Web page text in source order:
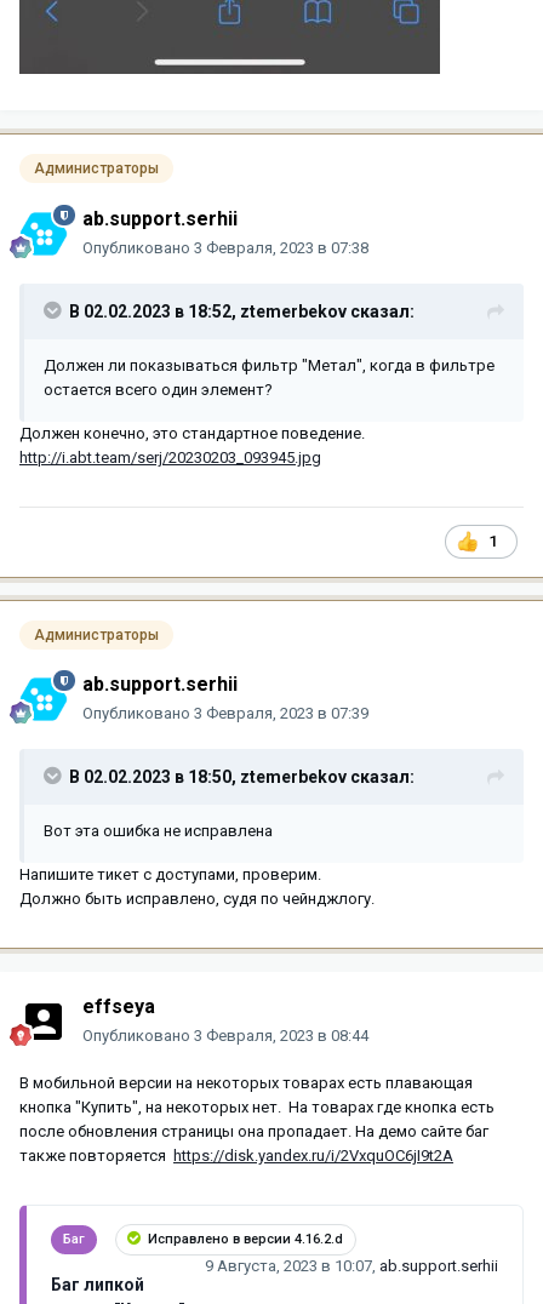
Администраторы
ab.support.serhii
Опубликовано 3 Февраля, 2023 в 07:38
В 02.02.2023 в 18:52, ztemerbekov сказал:
Должен ли показываться фильтр "Метал", когда в фильтре
остается всего один элемент?
Должен конечно, это стандартное поведение.
http://i.abt.team/serj/20230203_093945.jpg
1
Администраторы
ab.support.serhii
Опубликовано 3 Февраля, 2023 в 07:39
В 02.02.2023 в 18:50, ztemerbekov сказал:
Вот эта ошибка не исправлена
Напишите тикет с доступами, проверим.
Должно быть исправлено, судя по чейнджлогу.
effseya
Опубликовано 3 Февраля, 2023 в 08:44
В мобильной версии на некоторых товарах есть плавающая
кнопка "Купить", на некоторых нет. На товарах где кнопка есть
после обновления страницы она пропадает. На демо сайте баг
также повторяется https://disk.yandex.ru/i/2VxquOC6jI9t2A
Баг Исправлено в версии 4.16.2.d
9 Августа, 2023 в 10:07 ab.support.serhii
Баг липкой